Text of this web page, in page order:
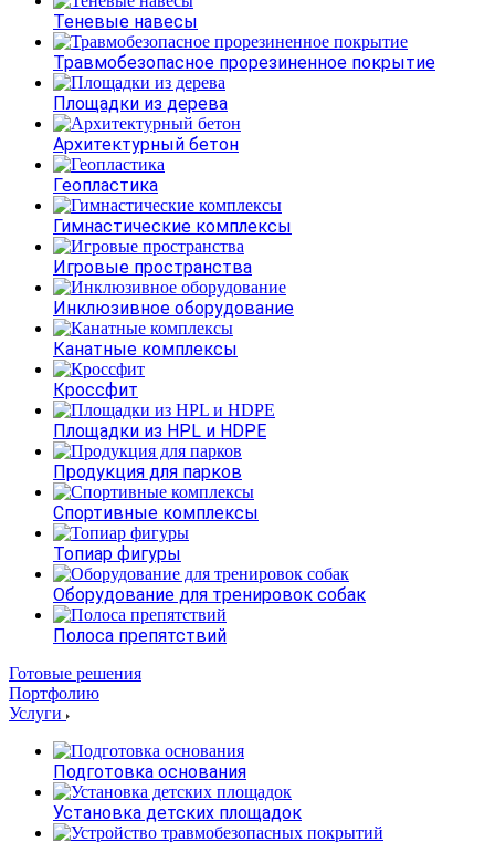
Теневые навесы
Травмобезопасное прорезиненное покрытие
Площадки из дерева
Архитектурный бетон
Геопластика
Гимнастические комплексы
Игровые пространства
Инклюзивное оборудование
Канатные комплексы
Кроссфит
Площадки из HPL и HDPE
Продукция для парков
Спортивные комплексы
Топиар фигуры
Оборудование для тренировок собак
Полоса препятствий
Готовые решения
Портфолию
Услуги
Подготовка основания
Установка детских площадок